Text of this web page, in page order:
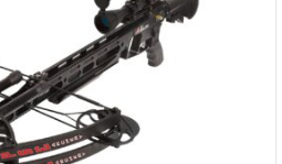
AcuDraw или AcuDraw
50,Быстросъемный кивер на 3 стрелы,3
карбоновые стрелы TenPoint Pro Elite с
тренировочными наконечниками 100
гран.
3.1
Охота
Карбоновая направляющая, защита от